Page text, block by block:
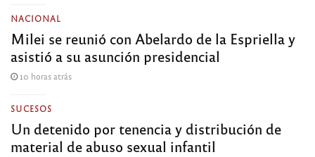
NACIONAL
Milei se reunió con Abelardo de la Espriella y
asistió a su asunción presidencial
10 horas atrás
SUCESOS
Un detenido por tenencia y distribución de
material de abuso sexual infantil